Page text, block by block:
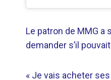
Le patron de MMG
demander s’il
« Je vais acheter